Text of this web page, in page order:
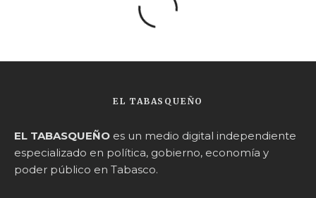
EL TABASQUEÑO
EL TABASQUEÑO es un medio digital independiente
especializado en política, gobierno, economía y
poder público en Tabasco.